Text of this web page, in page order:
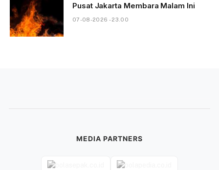
Pusat Jakarta Membara Malam Ini
07-08-2026 - 23.00
MEDIA PARTNERS